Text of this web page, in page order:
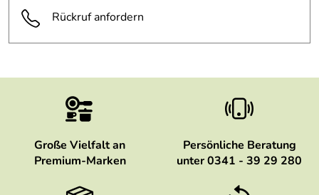
Rückruf anfordern
Große Vielfalt an
Premium-Marken
Persönliche Beratung
unter 0341 - 39 29 280